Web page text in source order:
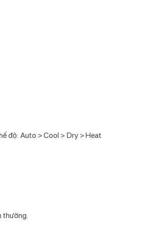
độ: Auto > Cool > Dry > Heat
thường.